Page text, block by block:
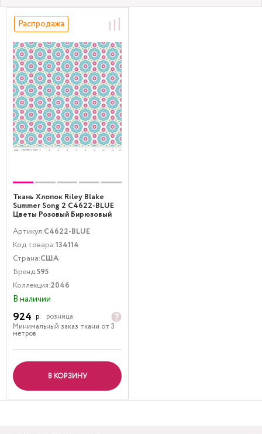
Распродажа
Ткань Хлопок Riley Blake
Summer Song 2 C4622-BLUE
Цветы Розовый Бирюзовый
Артикул:C4622-BLUE
Код товара:134114
Страна:США
Бренд:595
Коллекция:2046
В наличии
924 р.
розница
Минимальный заказ ткани от 3
метров
В КОРЗИНУ